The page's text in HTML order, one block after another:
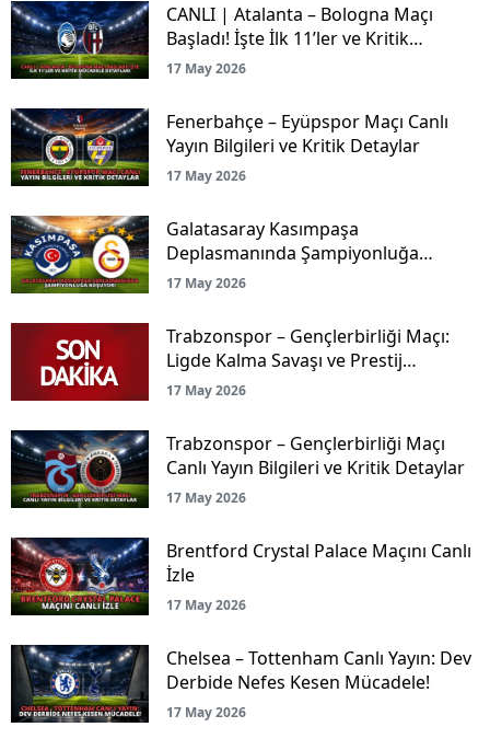
CANLI | Atalanta – Bologna Maçı
Başladı! İşte İlk 11’ler ve Kritik
Mücadele Detayları
17 May 2026
Fenerbahçe – Eyüpspor Maçı Canlı
Yayın Bilgileri ve Kritik Detaylar
17 May 2026
Galatasaray Kasımpaşa
Deplasmanında Şampiyonluğa
Koşuyor!
17 May 2026
Trabzonspor – Gençlerbirliği Maçı:
Ligde Kalma Savaşı ve Prestij
Mücadelesi Canlı Yayınla Ekranlarda!
17 May 2026
Trabzonspor – Gençlerbirliği Maçı
Canlı Yayın Bilgileri ve Kritik Detaylar
17 May 2026
Brentford Crystal Palace Maçını Canlı
İzle
17 May 2026
Chelsea – Tottenham Canlı Yayın: Dev
Derbide Nefes Kesen Mücadele!
17 May 2026